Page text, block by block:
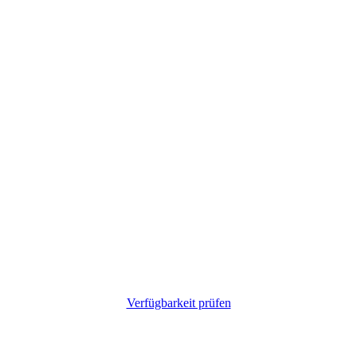
Verfügbarkeit prüfen